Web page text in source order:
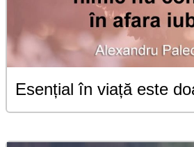
Esențial în viață este